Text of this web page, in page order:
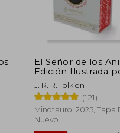
El Señor de los
Edición Ilustrada
Autor
J. R. R. Tolkien
(121)
Minotauro, 2025, Tapa
Nuevo